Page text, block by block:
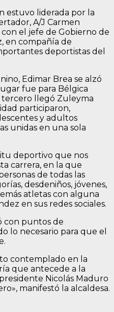
estuvo liderada por la
A/J Carmen
el jefe de Gobierno de
en compañía de
deportistas del
Edimar Brea se alzó
fue para Bélgica
llegó Zuleyma
participaron,
y adultos
unidas en una sola
deportivo que nos
carrera, en la que
de todas las
desdeniños, jóvenes,
atletas con alguna
en sus redes sociales.
con puntos de
lo necesario para que el
contemplado en la
que antecede a la
Nicolás Maduro
manifestó la alcaldesa.